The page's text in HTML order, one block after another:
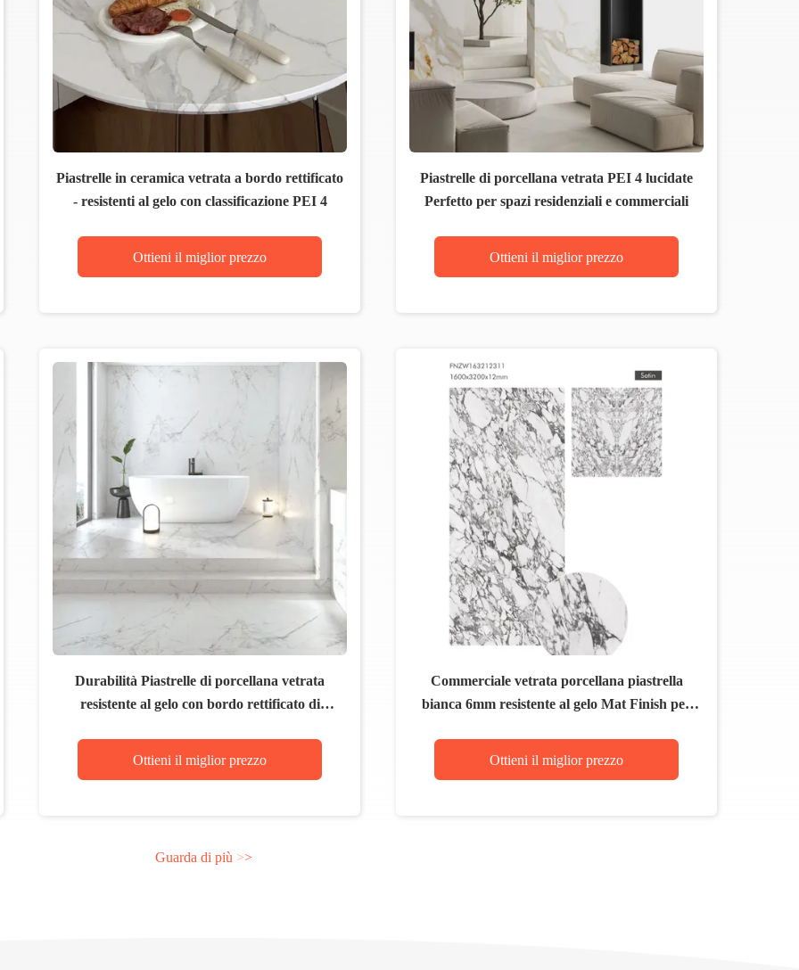
Piastrelle in ceramica vetrata a bordo rettificato
- resistenti al gelo con classificazione PEI 4
Ottieni il miglior prezzo
Piastrelle di porcellana vetrata PEI 4 lucidate
Perfetto per spazi residenziali e commerciali
Ottieni il miglior prezzo
Durabilità Piastrelle di porcellana vetrata
resistente al gelo con bordo rettificato di
Ottieni il miglior prezzo
Commerciale vetrata porcellana piastrella
bianca 6mm resistente al gelo Mat Finish per
Ottieni il miglior prezzo
Guarda di più >>